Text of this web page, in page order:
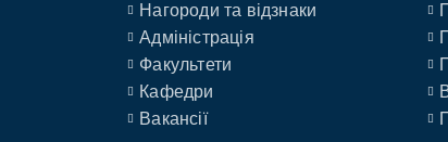
Нагороди та відзнаки
Адміністрація
Факультети
Кафедри
Вакансії